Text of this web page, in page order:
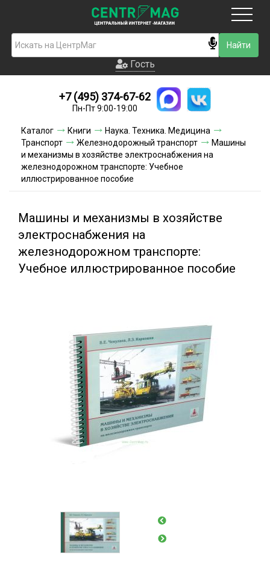
Гость
Новинки
Условия доставки
Условия оплаты
Контакты
Гость
+7 (495) 374-67-62
Пн-Пт 9:00-19:00
Каталог Книги
Наука. Техника. Медицина
Транспорт
Железнодорожный транспорт
Машины
и механизмы в хозяйстве электроснабжения на
железнодорожном транспорте: Учебное
иллюстрированное пособие
Машины и механизмы в хозяйстве
электроснабжения на
железнодорожном транспорте:
Учебное иллюстрированное пособие